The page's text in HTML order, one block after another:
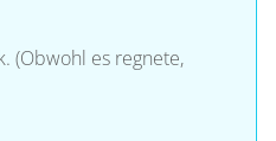
(Obwohl es regnete,